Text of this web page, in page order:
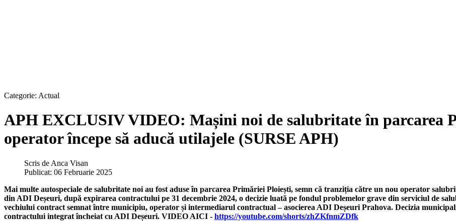
Categorie: Actual
APH EXCLUSIV VIDEO: Mașini noi de salubritate în parcarea
operator începe să aducă utilajele (SURSE APH)
Scris de Anca Visan
Publicat: 06 Februarie 2025
Mai multe autospeciale de salubritate noi au fost aduse în parcarea Primăriei Ploiești, semn că tranziția către un nou operator
din ADI Deșeuri, după expirarea contractului pe 31 decembrie 2024, o decizie luată pe fondul problemelor grave din serviciul de
vechiului contract semnat între municipiu, operator și intermediarul contractual – asocierea ADI Deșeuri Prahova. Decizia
contractului integrat încheiat cu ADI Deșeuri. VIDEO AICI - https://youtube.com/shorts/zhZKfnmZDfk